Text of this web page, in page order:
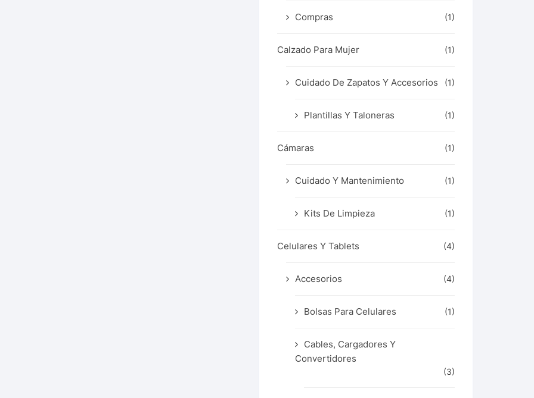
Compras (1)
Calzado Para Mujer (1)
Cuidado De Zapatos Y Accesorios (1)
Plantillas Y Taloneras (1)
Cámaras (1)
Cuidado Y Mantenimiento (1)
Kits De Limpieza (1)
Celulares Y Tablets (4)
Accesorios (4)
Bolsas Para Celulares (1)
Cables, Cargadores Y
Convertidores
(3)